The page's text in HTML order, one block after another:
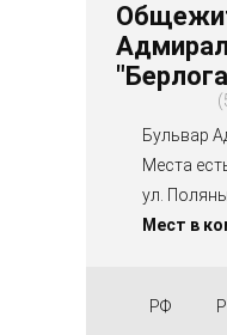
Бульвар
Места
ул.
Мест в
РФ